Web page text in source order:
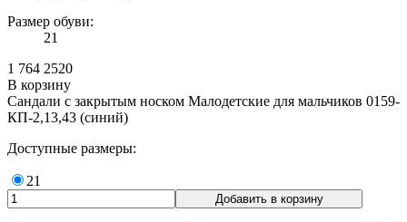
Размер обуви:
21
1 764 2520
В корзину
Сандали с закрытым носком Малодетские для мальчиков 0159-
КП-2,13,43 (синий)
Доступные размеры:
21